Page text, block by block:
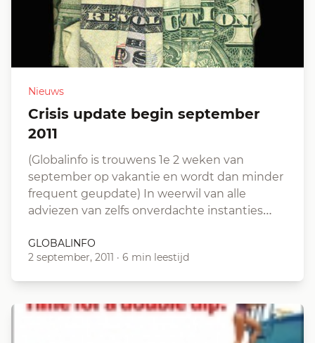
Nieuws
Crisis update begin september
2011
(Globalinfo is trouwens 1e 2 weken van
september op vakantie en wordt dan minder
frequent geupdate) In weerwil van alle
adviezen van zelfs onverdachte instanties…
GLOBALINFO
2 september, 2011 · 6 min leestijd